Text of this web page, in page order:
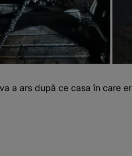
a ars după ce casa în care